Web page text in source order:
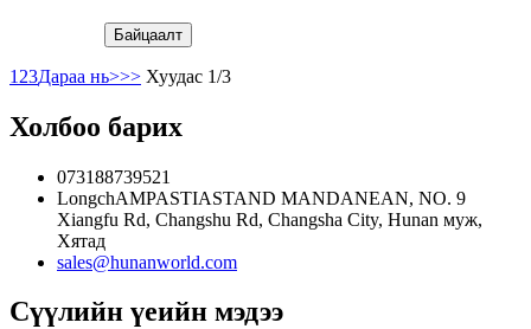
Байцаалт
1 23Дараа нь>>> Хуудас 1/3
Холбоо барих
073188739521
LongchAMPASTIASTAND MANDANEAN, NO. 9
Xiangfu Rd, Changshu Rd, Changsha City, Hunan муж,
Хятад
sales@hunanworld.com
Сүүлийн үеийн мэдээ